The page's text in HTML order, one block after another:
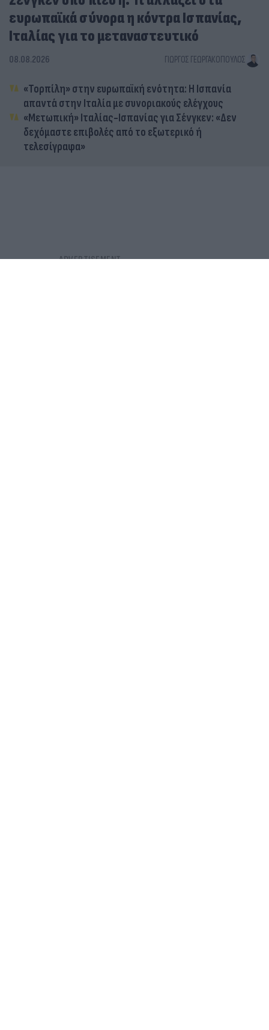
ευρωπαϊκά σύνορα η κόντρα Ισπανίας,
Ιταλίας για το μεταναστευτικό
08.08.2026 ΓΙΏΡΓΟΣ ΓΕΩΡΓΑΚΌΠΟΥΛΟΣ
«Τορπίλη» στην ευρωπαϊκή ενότητα: Η Ισπανία
απαντά στην Ιταλία με συνοριακούς ελέγχους
«Μετωπική» Ιταλίας-Ισπανίας για Σένγκεν: «Δεν
δεχόμαστε επιβολές από το εξωτερικό ή
τελεσίγραφα»